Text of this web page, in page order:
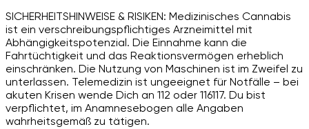
SICHERHEITSHINWEISE & RISIKEN: Medizinisches Cannabis
ist ein verschreibungspflichtiges Arzneimittel mit
Abhängigkeitspotenzial. Die Einnahme kann die
Fahrtüchtigkeit und das Reaktionsvermögen erheblich
einschränken. Die Nutzung von Maschinen ist im Zweifel zu
unterlassen. Telemedizin ist ungeeignet für Notfälle – bei
akuten Krisen wende Dich an 112 oder 116117. Du bist
verpflichtet, im Anamnesebogen alle Angaben
wahrheitsgemäß zu tätigen.